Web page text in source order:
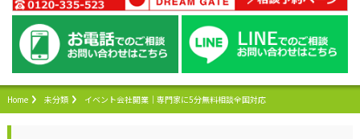
Home 未分類 イベント会社開業｜専門家に5分無料相談全国対応